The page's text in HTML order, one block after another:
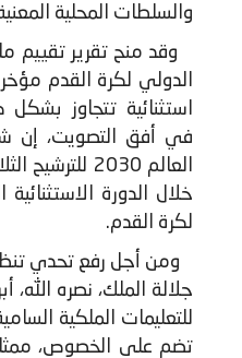
والسلطات المحلية
وقد منح تقرير تقييم
استثنائية تتجاوز
في أفق التصويت، إن
العالم 2030
خلال الدورة
لكرة القدم.
ومن أجل رفع تحدي
جلالة الملك، نصره الله،
للتعليمات الملكية
تضم على الخصوص،